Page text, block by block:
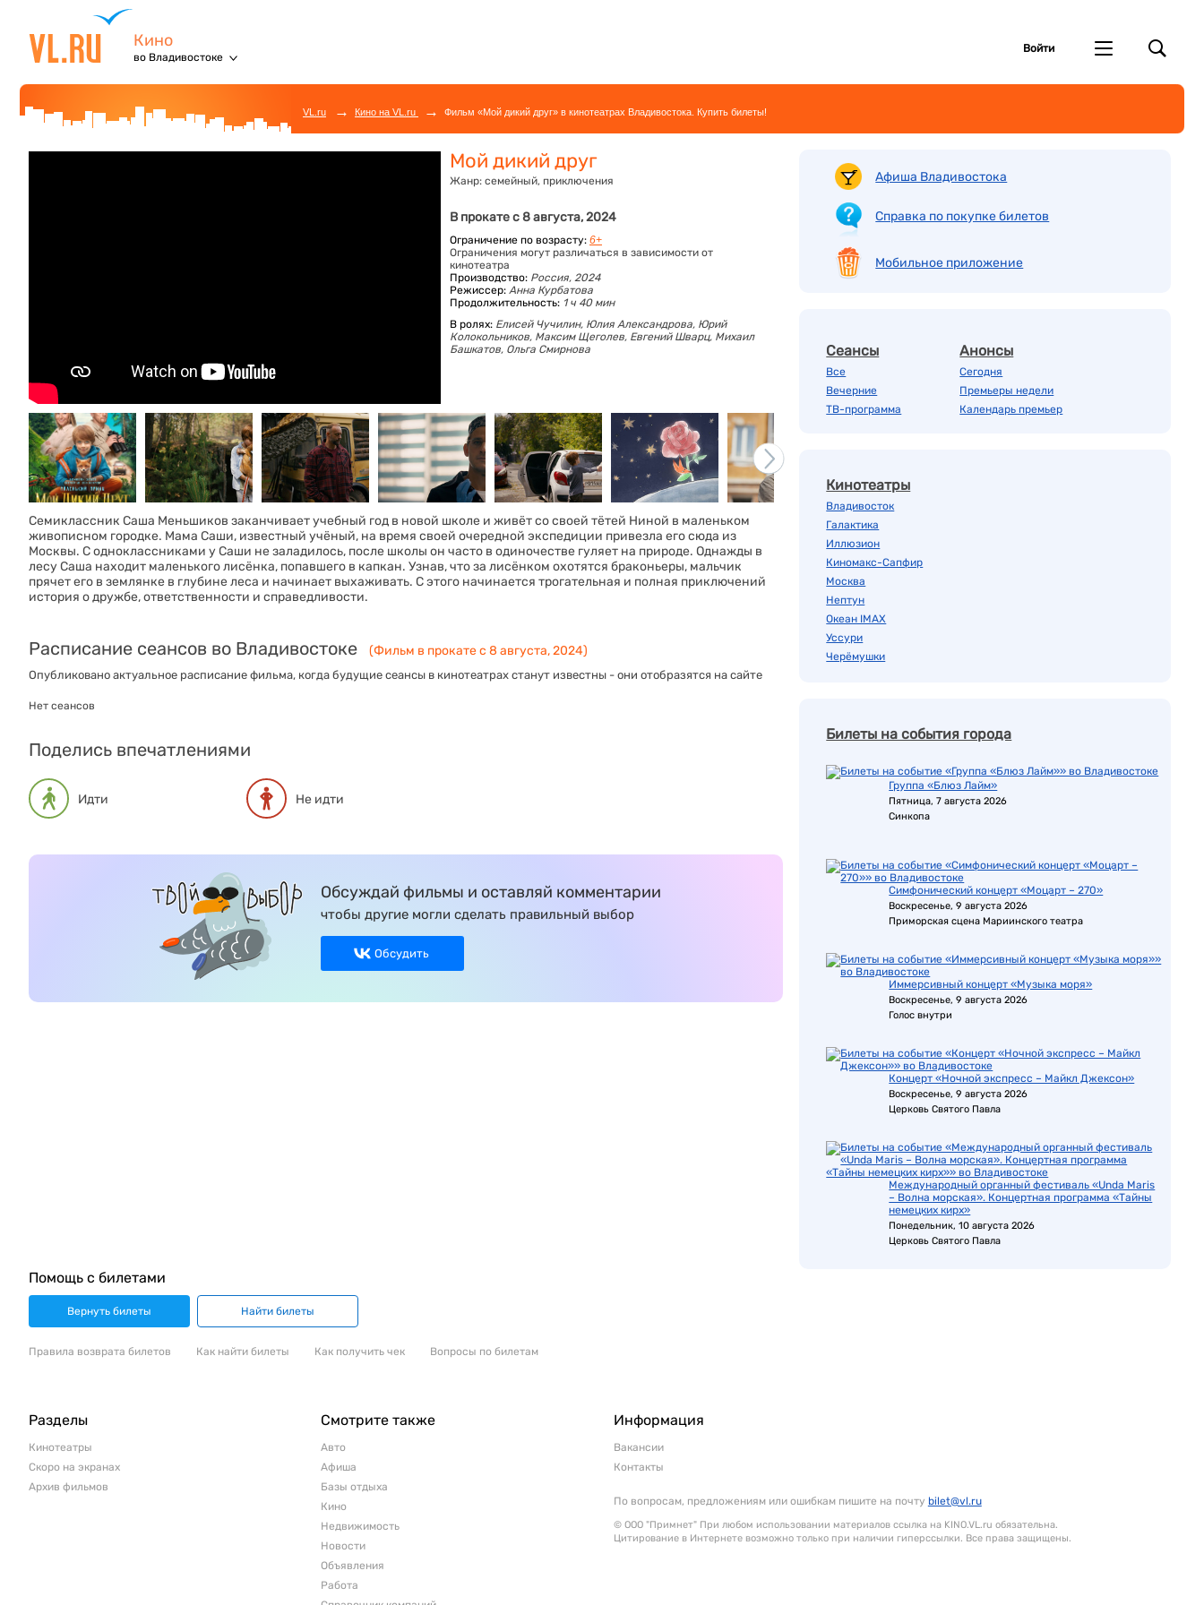
Кино
во Владивостоке
Войти
VL.ru → Кино на VL.ru → Фильм «Мой дикий друг» в кинотеатрах Владивостока. Купить билеты!
Мой дикий друг
Жанр: семейный, приключения
В прокате с 8 августа, 2024
Ограничение по возрасту: 6+
Ограничения могут различаться в зависимости от
кинотеатра
Производство: Россия, 2024
Режиссер: Анна Курбатова
Продолжительность: 1 ч 40 мин
В ролях: Елисей Чучилин, Юлия Александрова, Юрий
Колокольников, Максим Щеголев, Евгений Шварц, Михаил
Башкатов, Ольга Смирнова
Семиклассник Саша Меньшиков заканчивает учебный год в новой школе и живёт со своей тётей Ниной в маленьком
живописном городке. Мама Саши, известный учёный, на время своей очередной экспедиции привезла его сюда из
Москвы. С одноклассниками у Саши не заладилось, после школы он часто в одиночестве гуляет на природе. Однажды в
лесу Саша находит маленького лисёнка, попавшего в капкан. Узнав, что за лисёнком охотятся браконьеры, мальчик
прячет его в землянке в глубине леса и начинает выхаживать. С этого начинается трогательная и полная приключений
история о дружбе, ответственности и справедливости.
Расписание сеансов во Владивостоке (Фильм в прокате с 8 августа, 2024)
Опубликовано актуальное расписание фильма, когда будущие сеансы в кинотеатрах станут известны - они отобразятся на сайте
Нет сеансов
Поделись впечатлениями
Идти Не идти
Обсуждай фильмы и оставляй комментарии
чтобы другие могли сделать правильный выбор
Обсудить
Афиша Владивостока
Справка по покупке билетов
Мобильное приложение
Сеансы
Все
Вечерние
ТВ-программа
Анонсы
Сегодня
Премьеры недели
Календарь премьер
Кинотеатры
Владивосток
Галактика
Иллюзион
Киномакс-Сапфир
Москва
Нептун
Океан IMAX
Уссури
Черёмушки
Билеты на события города
Группа «Блюз Лайм»
Пятница, 7 августа 2026
Синкопа
Симфонический концерт «Моцарт – 270»
Воскресенье, 9 августа 2026
Приморская сцена Мариинского театра
Иммерсивный концерт «Музыка моря»
Воскресенье, 9 августа 2026
Голос внутри
Концерт «Ночной экспресс – Майкл Джексон»
Воскресенье, 9 августа 2026
Церковь Святого Павла
Международный органный фестиваль «Unda Maris
– Волна морская». Концертная программа «Тайны
немецких кирх»
Понедельник, 10 августа 2026
Церковь Святого Павла
Помощь с билетами
Вернуть билеты Найти билеты
Правила возврата билетов Как найти билеты Как получить чек Вопросы по билетам
Разделы
Кинотеатры
Скоро на экранах
Архив фильмов
Смотрите также
Авто
Афиша
Базы отдыха
Кино
Недвижимость
Новости
Объявления
Работа
Информация
Вакансии
Контакты
По вопросам, предложениям или ошибкам пишите на почту bilet@vl.ru
© ООО "Примнет" При любом использовании материалов ссылка на KINO.VL.ru обязательна.
Цитирование в Интернете возможно только при наличии гиперссылки. Все права защищены.